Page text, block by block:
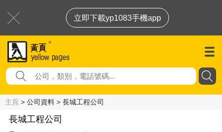
立即下載yp1083手機app
主頁 > 公司資料 > 長城工程公司
長城工程公司